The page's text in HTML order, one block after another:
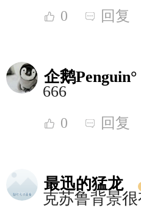
0 回复
企鹅Penguin°
666
0 回复
最迅的猛龙
克苏鲁背景